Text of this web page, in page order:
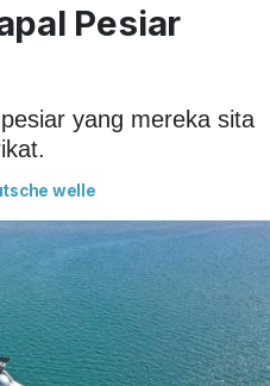
Pesiar
yang mereka sita
welle